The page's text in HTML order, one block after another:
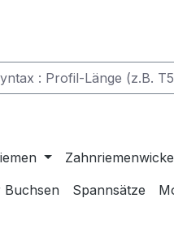
Buchsen Spannsätze